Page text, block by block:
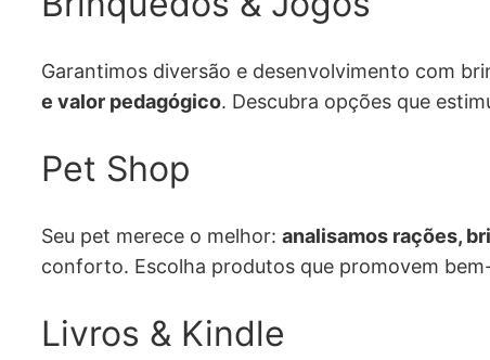
Garantimos diversão e desenvolvimento com
e valor pedagógico. Descubra opções que
Pet Shop
Seu pet merece o melhor: analisamos rações,
conforto. Escolha produtos que promovem
Livros & Kindle